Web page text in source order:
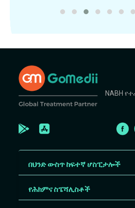
NABH
በህንድ ውስጥ ከፍተኛ ሆስፒታሎች
የሕክምና ስፔሻሊስቶች